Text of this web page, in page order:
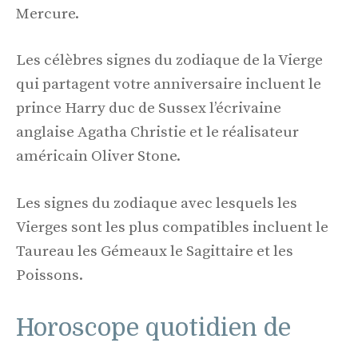
Mercure.
Les célèbres signes du zodiaque de la Vierge
qui partagent votre anniversaire incluent le
prince Harry duc de Sussex l’écrivaine
anglaise Agatha Christie et le réalisateur
américain Oliver Stone.
Les signes du zodiaque avec lesquels les
Vierges sont les plus compatibles incluent le
Taureau les Gémeaux le Sagittaire et les
Poissons.
Horoscope quotidien de